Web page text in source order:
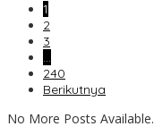
1
2
3
…
240
Berikutnya
No More Posts Available.